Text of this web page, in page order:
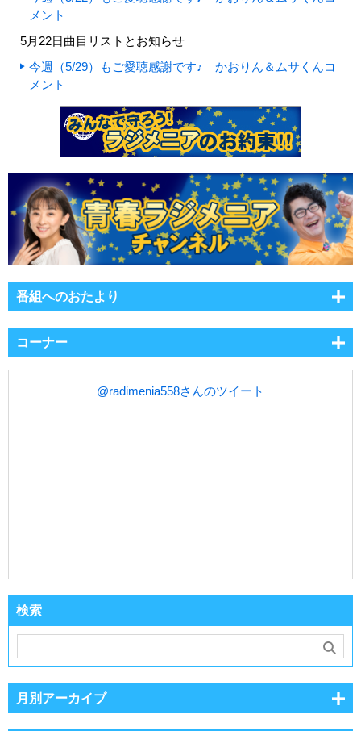
メント
5月22日曲目リストとお知らせ
今週（5/29）もご愛聴感謝です♪ かおりん＆ムサくんコ
メント
番組へのおたより
コーナー
@radimenia558さんのツイート
検索
月別アーカイブ